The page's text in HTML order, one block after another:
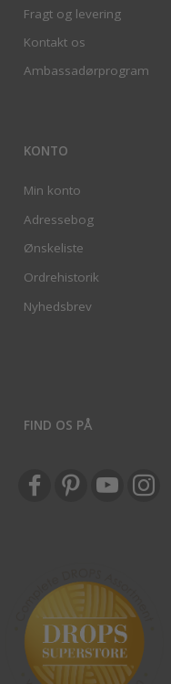
Fragt og levering
Kontakt os
Ambassadørprogram
KONTO
Min konto
Adressebog
Ønskeliste
Ordrehistorik
Nyhedsbrev
FIND OS PÅ